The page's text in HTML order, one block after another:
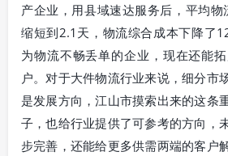
产企业，用县域速达服务后，平均
缩短到2.1天，物流综合成本下降了
为物流不畅丢单的企业，现在还能
户。对于大件物流行业来说，细分市
是发展方向，江山市摸索出来的这条
子，也给行业提供了可参考的方向，
步完善，还能给更多供需两端的客户